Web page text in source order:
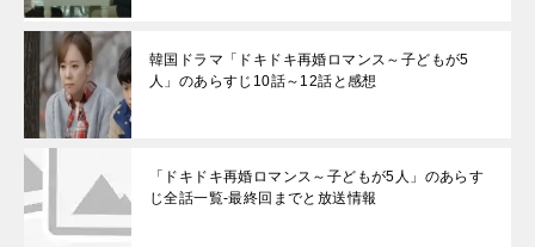
韓国ドラマ「ドキドキ再婚ロマンス～子どもが5
人」のあらすじ10話～12話と感想
「ドキドキ再婚ロマンス～子どもが5人」のあらす
じ全話一覧-最終回までと放送情報